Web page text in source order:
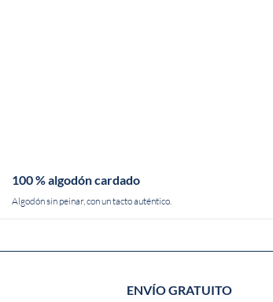
100 % algodón cardado
Algodón sin peinar, con un tacto auténtico.
ENVÍO GRATUITO